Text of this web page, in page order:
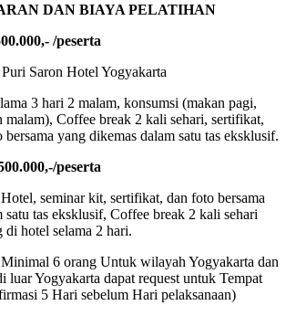
DAN BIAYA PELATIHAN
/peserta
Saron Hotel Yogyakarta
3 hari 2 malam, konsumsi (makan pagi,
malam), Coffee break 2 kali sehari, sertifikat,
yang dikemas dalam satu tas eksklusif.
peserta
seminar kit, sertifikat, dan foto bersama
satu tas eksklusif, Coffee break 2 kali sehari
di hotel selama 2 hari.
6 orang Untuk wilayah Yogyakarta dan
Yogyakarta dapat request untuk Tempat
5 Hari sebelum Hari pelaksanaan)